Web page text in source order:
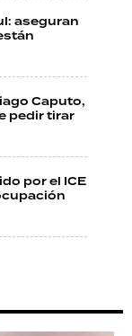
aseguran
Caputo,
pedir tirar
por el ICE